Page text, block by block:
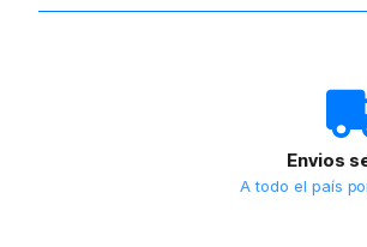
Envios
A todo el país